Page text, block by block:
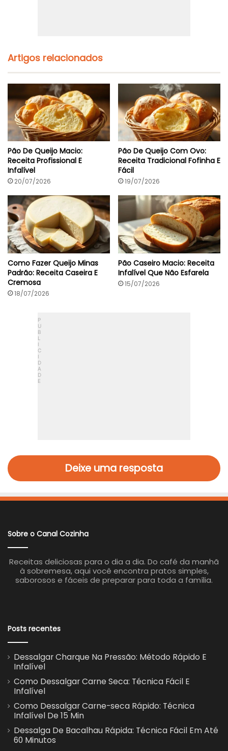
Artigos relacionados
Pão De Queijo Macio:
Receita Profissional E
Infalível
20/07/2026
Pão De Queijo Com Ovo:
Receita Tradicional Fofinha E
Fácil
19/07/2026
Como Fazer Queijo Minas
Padrão: Receita Caseira E
Cremosa
18/07/2026
Pão Caseiro Macio: Receita
Infalível Que Não Esfarela
15/07/2026
Deixe uma resposta
Sobre o Canal Cozinha
Receitas deliciosas para o dia a dia. Do café da manhã
à sobremesa, aqui você encontra pratos simples,
saborosos e fáceis de preparar para toda a família.
Posts recentes
Dessalgar Charque Na Pressão: Método Rápido E
Infalível
Como Dessalgar Carne Seca: Técnica Fácil E
Infalível
Como Dessalgar Carne-seca Rápido: Técnica
Infalível De 15 Min
Dessalga De Bacalhau Rápida: Técnica Fácil Em Até
60 Minutos